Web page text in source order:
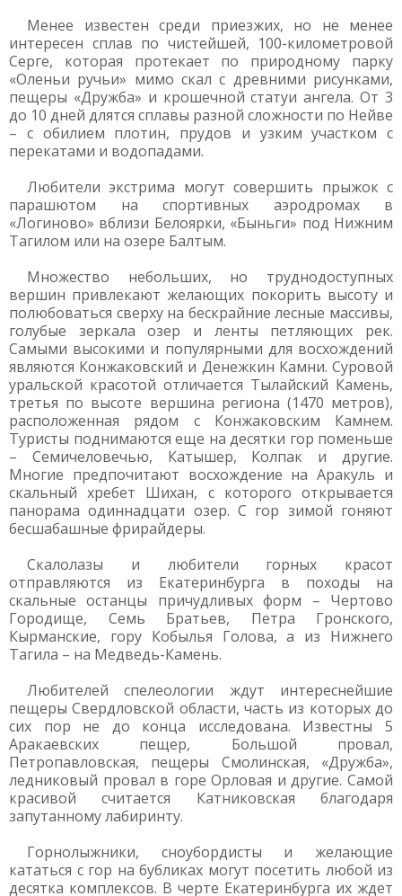
Менее известен среди приезжих, но не менее
интересен сплав по чистейшей, 100-километровой
Серге, которая протекает по природному парку
«Оленьи ручьи» мимо скал с древними рисунками,
пещеры «Дружба» и крошечной статуи ангела. От 3
до 10 дней длятся сплавы разной сложности по Нейве
– с обилием плотин, прудов и узким участком с
перекатами и водопадами.
Любители экстрима могут совершить прыжок с
парашютом на спортивных аэродромах в
«Логиново» вблизи Белоярки, «Быньги» под Нижним
Тагилом или на озере Балтым.
Множество небольших, но труднодоступных
вершин привлекают желающих покорить высоту и
полюбоваться сверху на бескрайние лесные массивы,
голубые зеркала озер и ленты петляющих рек.
Самыми высокими и популярными для восхождений
являются Конжаковский и Денежкин Камни. Суровой
уральской красотой отличается Тылайский Камень,
третья по высоте вершина региона (1470 метров),
расположенная рядом с Конжаковским Камнем.
Туристы поднимаются еще на десятки гор поменьше
– Семичеловечью, Катышер, Колпак и другие.
Многие предпочитают восхождение на Аракуль и
скальный хребет Шихан, с которого открывается
панорама одиннадцати озер. С гор зимой гоняют
бесшабашные фрирайдеры.
Скалолазы и любители горных красот
отправляются из Екатеринбурга в походы на
скальные останцы причудливых форм – Чертово
Городище, Семь Братьев, Петра Гронского,
Кырманские, гору Кобылья Голова, а из Нижнего
Тагила – на Медведь-Камень.
Любителей спелеологии ждут интереснейшие
пещеры Свердловской области, часть из которых до
сих пор не до конца исследована. Известны 5
Аракаевских пещер, Большой провал,
Петропавловская, пещеры Смолинская, «Дружба»,
ледниковый провал в горе Орловая и другие. Самой
красивой считается Катниковская благодаря
запутанному лабиринту.
Горнолыжники, сноубордисты и желающие
кататься с гор на бубликах могут посетить любой из
десятка комплексов. В черте Екатеринбурга их ждет